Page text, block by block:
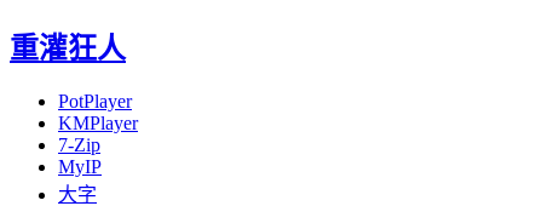
重灌狂人
PotPlayer
KMPlayer
7-Zip
MyIP
大字